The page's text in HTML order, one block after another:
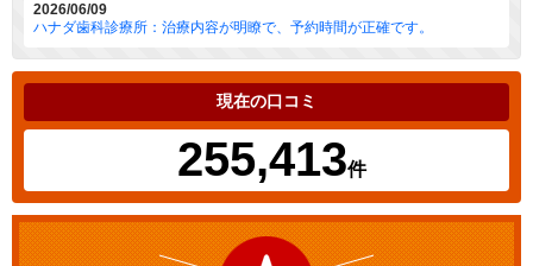
2026/06/09
ハナダ歯科診療所：治療内容が明瞭で、予約時間が正確です。
現在の口コミ
255,413件